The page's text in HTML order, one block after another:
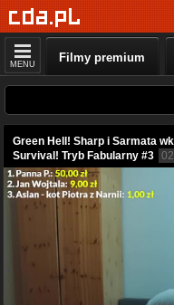
MENU Filmy premium
Green Hell! Sharp i Sarmata
Survival! Tryb Fabularny #3